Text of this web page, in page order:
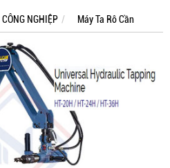
CÔNG NGHIỆP Máy Ta Rô Cần